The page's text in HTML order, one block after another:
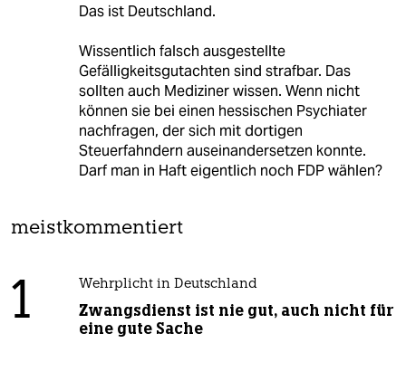
Das ist Deutschland.
Wissentlich falsch ausgestellte
Gefälligkeitsgutachten sind strafbar. Das
sollten auch Mediziner wissen. Wenn nicht
können sie bei einen hessischen Psychiater
nachfragen, der sich mit dortigen
Steuerfahndern auseinandersetzen konnte.
Darf man in Haft eigentlich noch FDP wählen?
meistkommentiert
1 Wehrplicht in Deutschland
Zwangsdienst ist nie gut, auch nicht für
eine gute Sache